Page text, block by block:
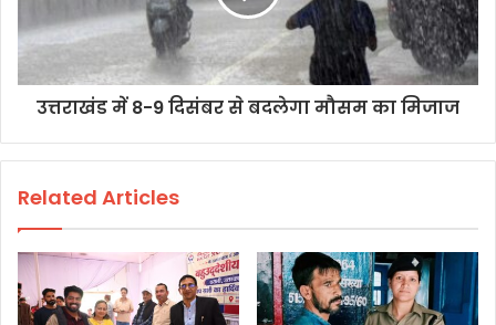
उत्तराखंड में 8-9 दिसंबर से बदलेगा मौसम का मिजाज
Related Articles